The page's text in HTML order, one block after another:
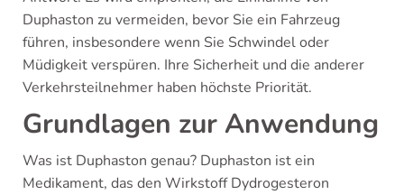
Duphaston zu vermeiden, bevor Sie ein Fahrzeug
führen, insbesondere wenn Sie Schwindel oder
Müdigkeit verspüren. Ihre Sicherheit und die anderer
Verkehrsteilnehmer haben höchste Priorität.
Grundlagen zur Anwendung
Was ist Duphaston genau? Duphaston ist ein
Medikament, das den Wirkstoff Dydrogesteron